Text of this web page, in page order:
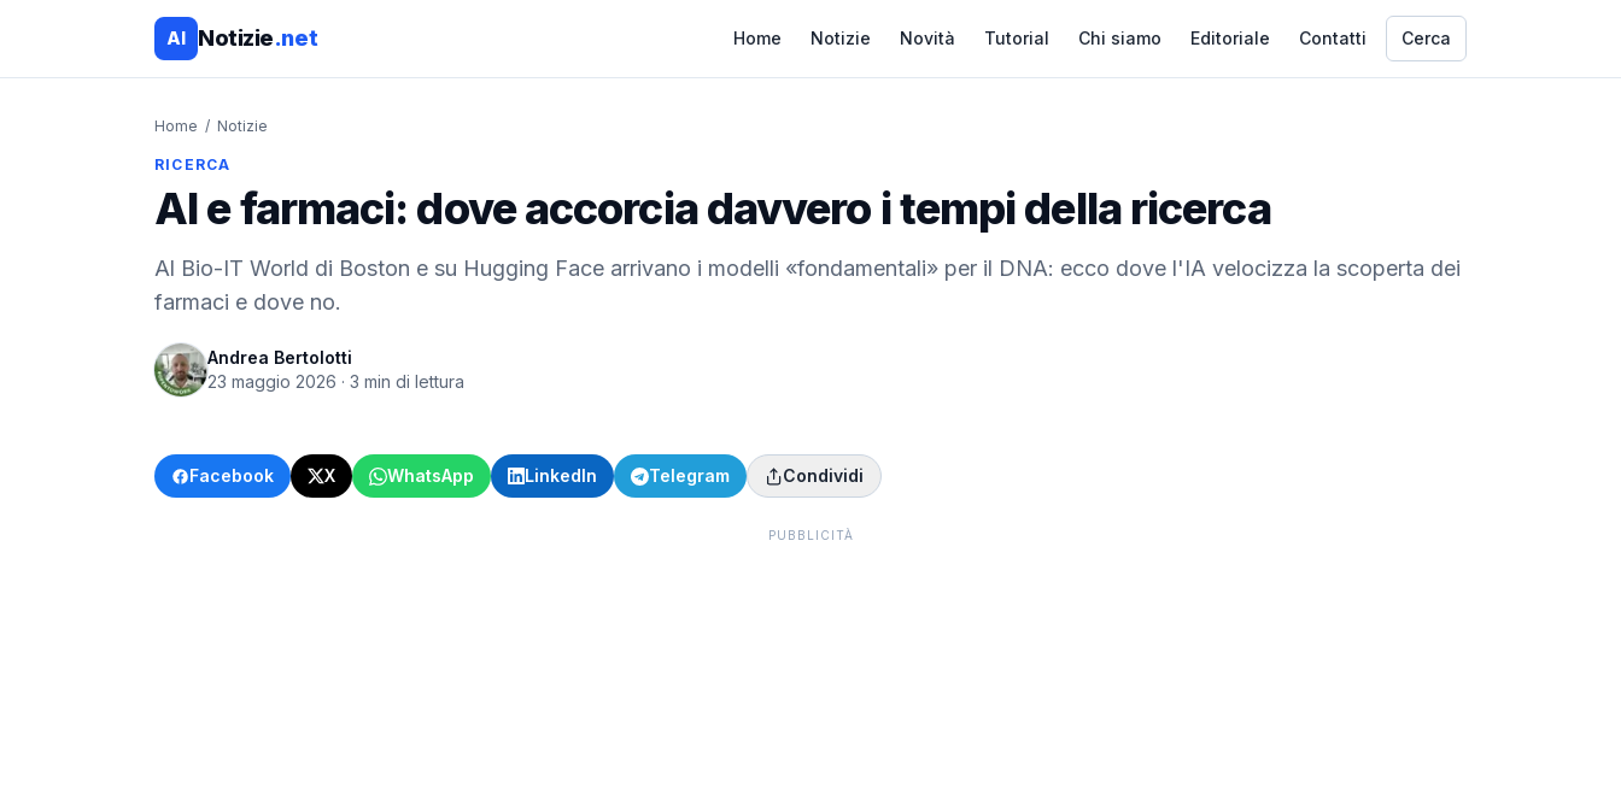
AI Notizie.net Home Notizie Novità Tutorial Chi siamo Editoriale Contatti Cerca
Home / Notizie
RICERCA
AI e farmaci: dove accorcia davvero i tempi della ricerca
Al Bio-IT World di Boston e su Hugging Face arrivano i modelli «fondamentali» per il DNA: ecco dove l'IA velocizza la scoperta dei
farmaci e dove no.
Andrea Bertolotti
23 maggio 2026 · 3 min di lettura
Facebook X WhatsApp LinkedIn Telegram Condividi
PUBBLICITÀ